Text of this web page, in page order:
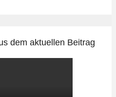
dem aktuellen Beitrag